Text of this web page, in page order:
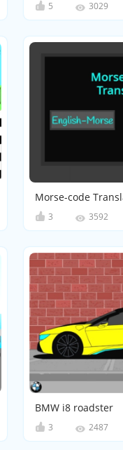
5 3029
Morse-code
3 3592
BMW i8 roadster
3 2487